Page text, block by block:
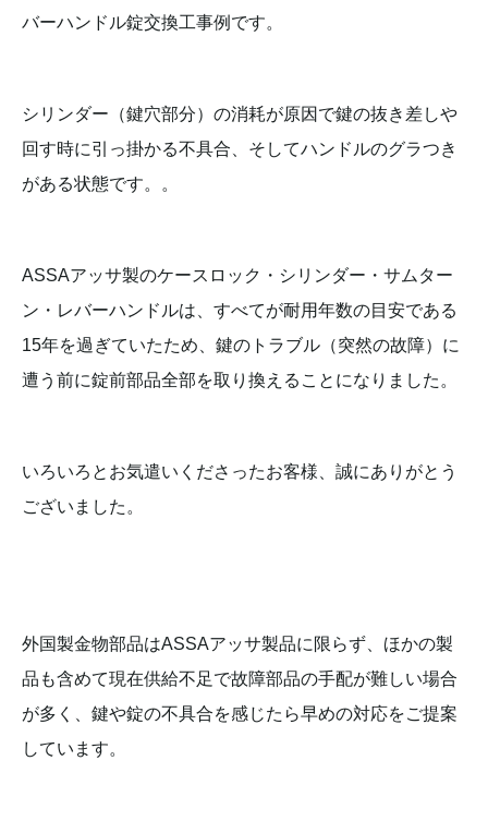
バーハンドル錠交換工事例です。
シリンダー（鍵穴部分）の消耗が原因で鍵の抜き差しや
回す時に引っ掛かる不具合、そしてハンドルのグラつき
がある状態です。。
ASSAアッサ製のケースロック・シリンダー・サムター
ン・レバーハンドルは、すべてが耐用年数の目安である
15年を過ぎていたため、鍵のトラブル（突然の故障）に
遭う前に錠前部品全部を取り換えることになりました。
いろいろとお気遣いくださったお客様、誠にありがとう
ございました。
外国製金物部品はASSAアッサ製品に限らず、ほかの製
品も含めて現在供給不足で故障部品の手配が難しい場合
が多く、鍵や錠の不具合を感じたら早めの対応をご提案
しています。